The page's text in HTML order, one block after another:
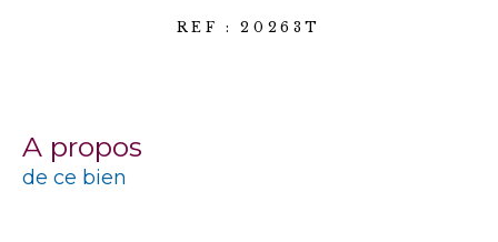
REF : 20263T
a propos
de ce bien